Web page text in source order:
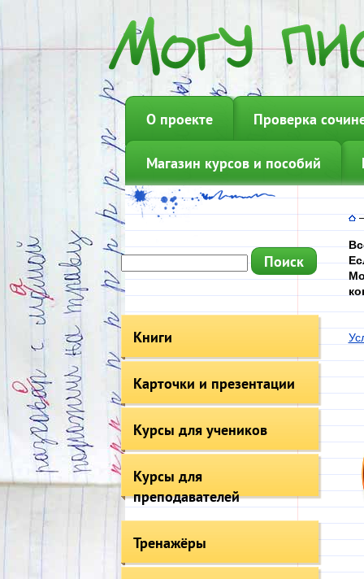
О проекте Проверка
Магазин курсов и пособий
Книги
Карточки и презентации
Курсы для учеников
Курсы для
преподавателей
Тренажёры